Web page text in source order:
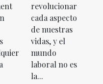
revolucionar
cada aspecto
de nuestras
vidas, y el
mundo
laboral no es
la...